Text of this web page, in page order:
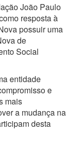
João Paulo
resposta à
possuir uma
de
Social
entidade
e
mais
a mudança na
desta